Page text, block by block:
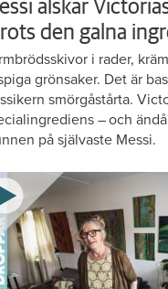
älskar
den galna
i rader,
grönsaker. Det är
smörgåstårta.
– och
på självaste Messi.